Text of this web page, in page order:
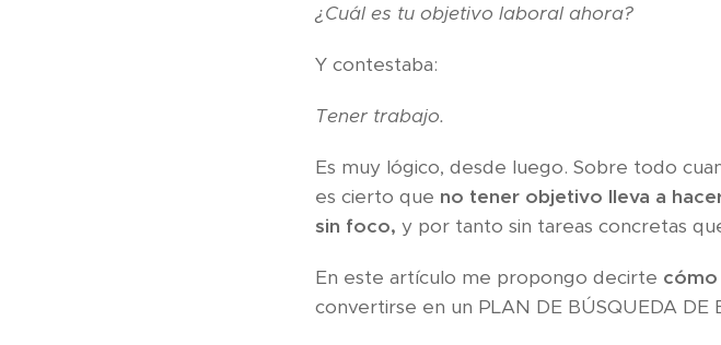
¿Cuál es tu objetivo laboral ahora?
Y contestaba:
Tener trabajo.
Es muy lógico, desde luego. Sobre todo
es cierto que no tener objetivo lleva a
sin foco, y por tanto sin tareas concretas
En este artículo me propongo decirte
convertirse en un PLAN DE BÚSQUEDA DE